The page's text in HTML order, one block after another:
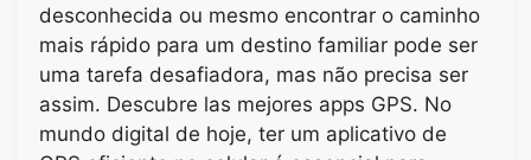
desconhecida ou mesmo encontrar o caminho
mais rápido para um destino familiar pode ser
uma tarefa desafiadora, mas não precisa ser
assim. Descubre las mejores apps GPS. No
mundo digital de hoje, ter um aplicativo de